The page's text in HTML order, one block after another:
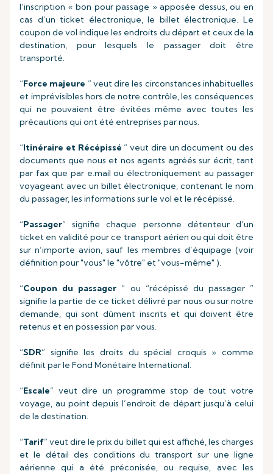
l’inscription « bon pour passage » apposée dessus, ou en
cas d’un ticket électronique, le billet électronique. Le
coupon de vol indique les endroits du départ et ceux de la
destination, pour lesquels le passager doit être
transporté.
“Force majeure ” veut dire les circonstances inhabituelles
et imprévisibles hors de notre contrôle, les conséquences
qui ne pouvaient être évitées même avec toutes les
précautions qui ont été entreprises par nous.
“Itinéraire et Récépissé ” veut dire un document ou des
documents que nous et nos agents agréés sur écrit, tant
par fax que par e.mail ou électroniquement au passager
voyageant avec un billet électronique, contenant le nom
du passager, les informations sur le vol et le récépissé.
“Passager” signifie chaque personne détenteur d’un
ticket en validité pour ce transport aérien ou qui doit être
sur n’importe avion, sauf les membres d’équipage (voir
définition pour "vous" le "vôtre" et "vous-même" ).
“Coupon du passager ” ou “récépissé du passager ”
signifie la partie de ce ticket délivré par nous ou sur notre
demande, qui sont dûment inscrits et qui doivent être
retenus et en possession par vous.
“SDR” signifie les droits du spécial croquis » comme
définit par le Fond Monétaire International.
“Escale” veut dire un programme stop de tout votre
voyage, au point depuis l’endroit de départ jusqu’à celui
de la destination.
“Tarif” veut dire le prix du billet qui est affiché, les charges
et le détail des conditions du transport sur une ligne
aérienne qui a été préconisée, ou requise, avec les